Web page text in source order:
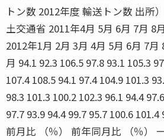
トン数 2012年度 輸送トン数 出所
土交通省 2011年4月 5月 6月 7月 8
2012年1月 2月 3月 4月 5月 6月 7月
月 94.1 92.3 106.5 97.8 93.1 105.3
107.4 108.5 94.1 97.4 104.9 101.3
98.3 101.3 100.2 102.3 96.1 94.4
97.7 93.9 94.4 99.7 95.7 100.6 101.4
前月比 （％） 前年同月比 （％）